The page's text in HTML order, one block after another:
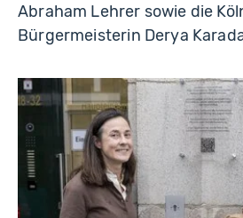
Abraham Lehrer sowie die
Bürgermeisterin Derya